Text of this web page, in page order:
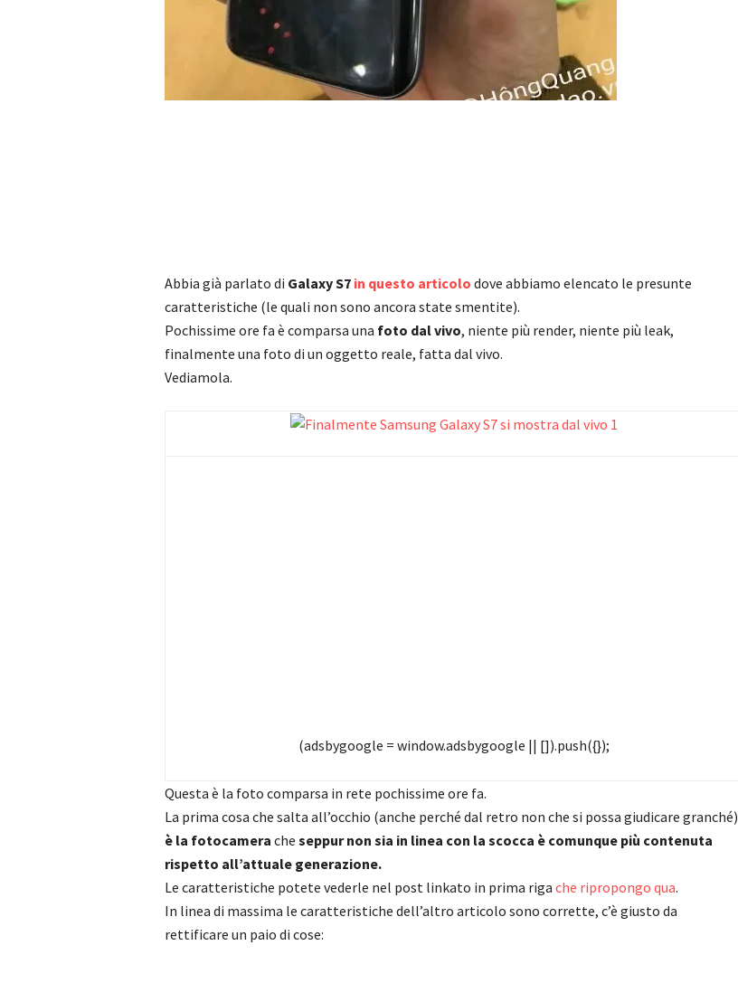
Abbia già parlato di Galaxy S7 in questo articolo dove abbiamo elencato le presunte
caratteristiche (le quali non sono ancora state smentite).
Pochissime ore fa è comparsa una foto dal vivo, niente più render, niente più leak,
finalmente una foto di un oggetto reale, fatta dal vivo.
Vediamola.
(adsbygoogle = window.adsbygoogle || []).push({});
Questa è la foto comparsa in rete pochissime ore fa.
La prima cosa che salta all’occhio (anche perché dal retro non che si possa giudicare granché)
è la fotocamera che seppur non sia in linea con la scocca è comunque più contenuta
rispetto all’attuale generazione.
Le caratteristiche potete vederle nel post linkato in prima riga che ripropongo qua.
In linea di massima le caratteristiche dell’altro articolo sono corrette, c’è giusto da
rettificare un paio di cose: